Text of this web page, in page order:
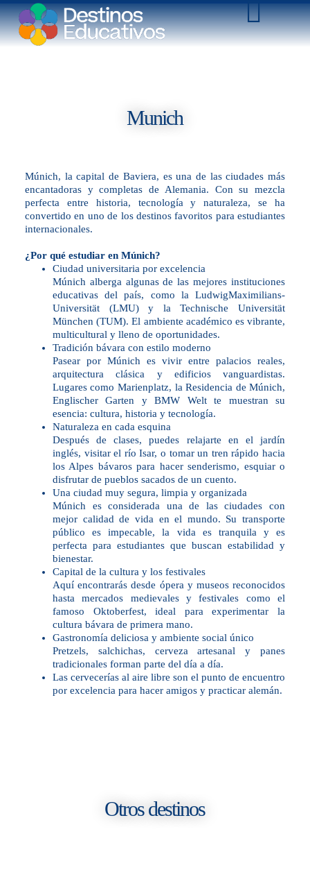
Munich
Múnich, la capital de Baviera, es una de las ciudades más
encantadoras y completas de Alemania. Con su mezcla
perfecta entre historia, tecnología y naturaleza, se ha
convertido en uno de los destinos favoritos para estudiantes
internacionales.
¿Por qué estudiar en Múnich?
Ciudad universitaria por excelencia
Múnich alberga algunas de las mejores instituciones
educativas del país, como la LudwigMaximilians-
Universität (LMU) y la Technische Universität
München (TUM). El ambiente académico es vibrante,
multicultural y lleno de oportunidades.
Tradición bávara con estilo moderno
Pasear por Múnich es vivir entre palacios reales,
arquitectura clásica y edificios vanguardistas.
Lugares como Marienplatz, la Residencia de Múnich,
Englischer Garten y BMW Welt te muestran su
esencia: cultura, historia y tecnología.
Naturaleza en cada esquina
Después de clases, puedes relajarte en el jardín
inglés, visitar el río Isar, o tomar un tren rápido hacia
los Alpes bávaros para hacer senderismo, esquiar o
disfrutar de pueblos sacados de un cuento.
Una ciudad muy segura, limpia y organizada
Múnich es considerada una de las ciudades con
mejor calidad de vida en el mundo. Su transporte
público es impecable, la vida es tranquila y es
perfecta para estudiantes que buscan estabilidad y
bienestar.
Capital de la cultura y los festivales
Aquí encontrarás desde ópera y museos reconocidos
hasta mercados medievales y festivales como el
famoso Oktoberfest, ideal para experimentar la
cultura bávara de primera mano.
Gastronomía deliciosa y ambiente social único
Pretzels, salchichas, cerveza artesanal y panes
tradicionales forman parte del día a día.
Las cervecerías al aire libre son el punto de encuentro
por excelencia para hacer amigos y practicar alemán.
Otros destinos